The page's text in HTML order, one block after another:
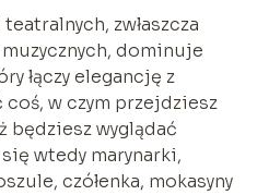
zwłaszcza
dominuje
łączy elegancję z
coś, w czym przejdziesz
będziesz wyglądać
wtedy marynarki,
czółenka, mokasyny